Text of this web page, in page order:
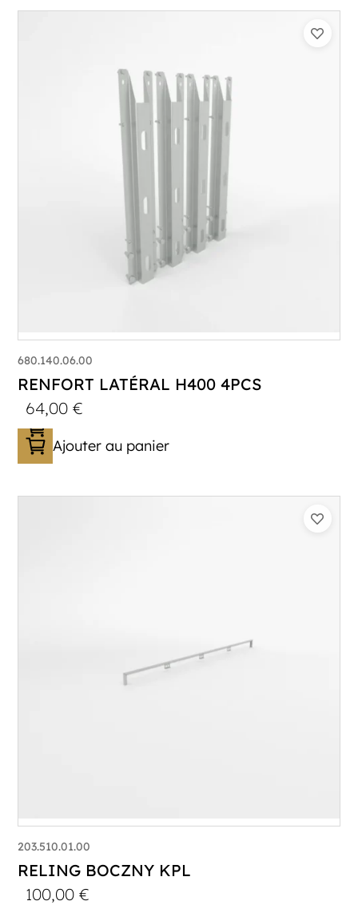
680.140.06.00
RENFORT LATÉRAL H400 4PCS
64,00€
Ajouter au panier
203.510.01.00
RELING BOCZNY KPL
100,00€